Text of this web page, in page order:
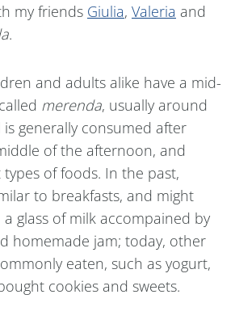
my friends Giulia, Valeria and
.
and adults alike have a mid-
merenda, usually around
generally consumed after
of the afternoon, and
of foods. In the past,
to breakfasts, and might
glass of milk accompained by
homemade jam; today, other
eaten, such as yogurt,
cookies and sweets.